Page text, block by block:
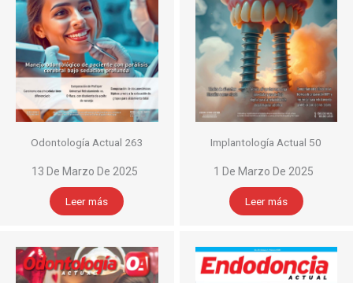
Odontología Actual 263
13 De Marzo De 2025
Leer más
Implantología Actual 50
1 De Marzo De 2025
Leer más